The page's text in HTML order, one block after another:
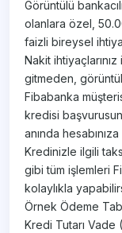
Görüntülü
olanlara özel,
faizli bireysel
Nakit
gitmeden,
Fibabanka
kredisi
anında
Kredinizle ilgili
gibi tüm işlemleri
kolaylıkla
Örnek Ödeme
Kredi Tutarı Vade